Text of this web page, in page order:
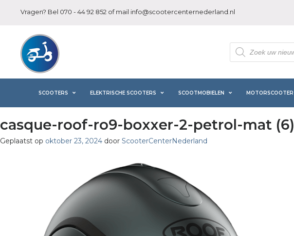
Vragen? Bel 070 - 44 92 852 of mail info@scootercenternederland.nl
Producten
zoeken
SCOOTERS ELEKTRISCHE SCOOTERS SCOOTMOBIELEN MOTORSCOOTER
casque-roof-ro9-boxxer-2-petrol-mat (6)
Geplaatst op oktober 23, 2024 door ScooterCenterNederland